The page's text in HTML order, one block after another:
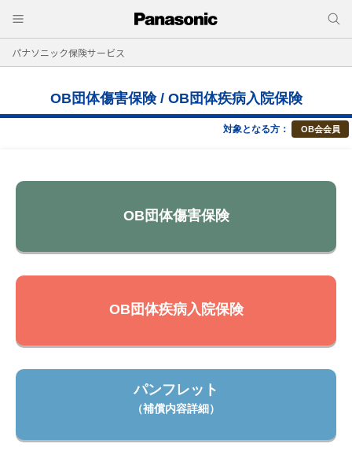
パナソニック保険サービス
OB団体傷害保険 / OB団体疾病入院保険
対象となる方： OB会会員
OB団体傷害保険
OB団体疾病入院保険
パンフレット
（補償内容詳細）